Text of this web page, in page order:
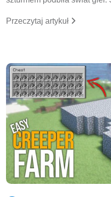
Przeczytaj artykuł